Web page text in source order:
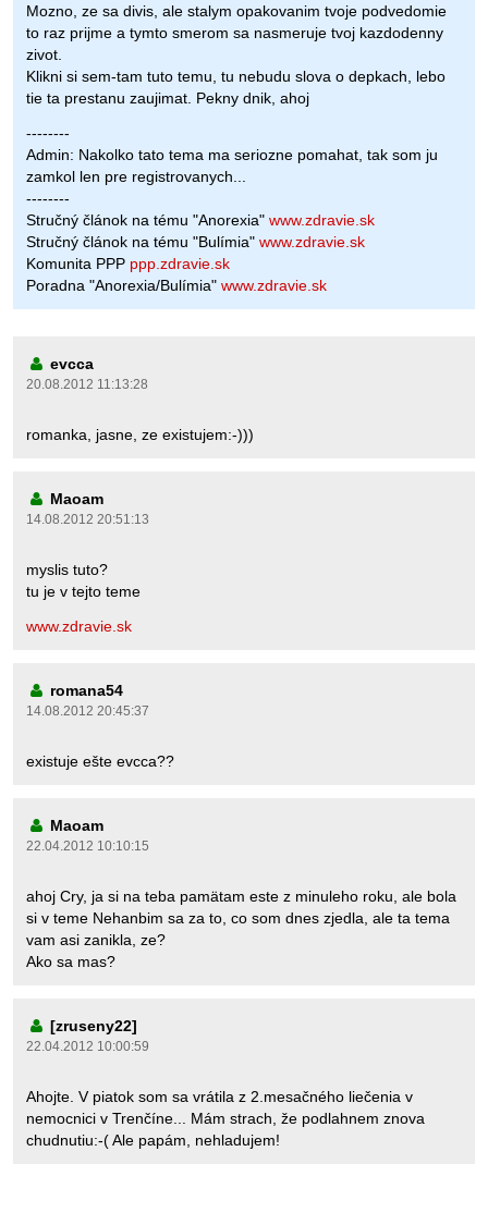
Mozno, ze sa divis, ale stalym opakovanim tvoje podvedomie
to raz prijme a tymto smerom sa nasmeruje tvoj kazdodenny
zivot.
Klikni si sem-tam tuto temu, tu nebudu slova o depkach, lebo
tie ta prestanu zaujimat. Pekny dnik, ahoj
--------
Admin: Nakolko tato tema ma seriozne pomahat, tak som ju
zamkol len pre registrovanych...
--------
Stručný článok na tému "Anorexia" www.zdravie.sk
Stručný článok na tému "Bulímia" www.zdravie.sk
Komunita PPP ppp.zdravie.sk
Poradna "Anorexia/Bulímia" www.zdravie.sk
evcca
20.08.2012 11:13:28
romanka, jasne, ze existujem:-)))
Maoam
14.08.2012 20:51:13
myslis tuto?
tu je v tejto teme
www.zdravie.sk
romana54
14.08.2012 20:45:37
existuje ešte evcca??
Maoam
22.04.2012 10:10:15
ahoj Cry, ja si na teba pamätam este z minuleho roku, ale bola
si v teme Nehanbim sa za to, co som dnes zjedla, ale ta tema
vam asi zanikla, ze?
Ako sa mas?
[zruseny22]
22.04.2012 10:00:59
Ahojte. V piatok som sa vrátila z 2.mesačného liečenia v
nemocnici v Trenčíne... Mám strach, že podlahnem znova
chudnutiu:-( Ale papám, nehladujem!